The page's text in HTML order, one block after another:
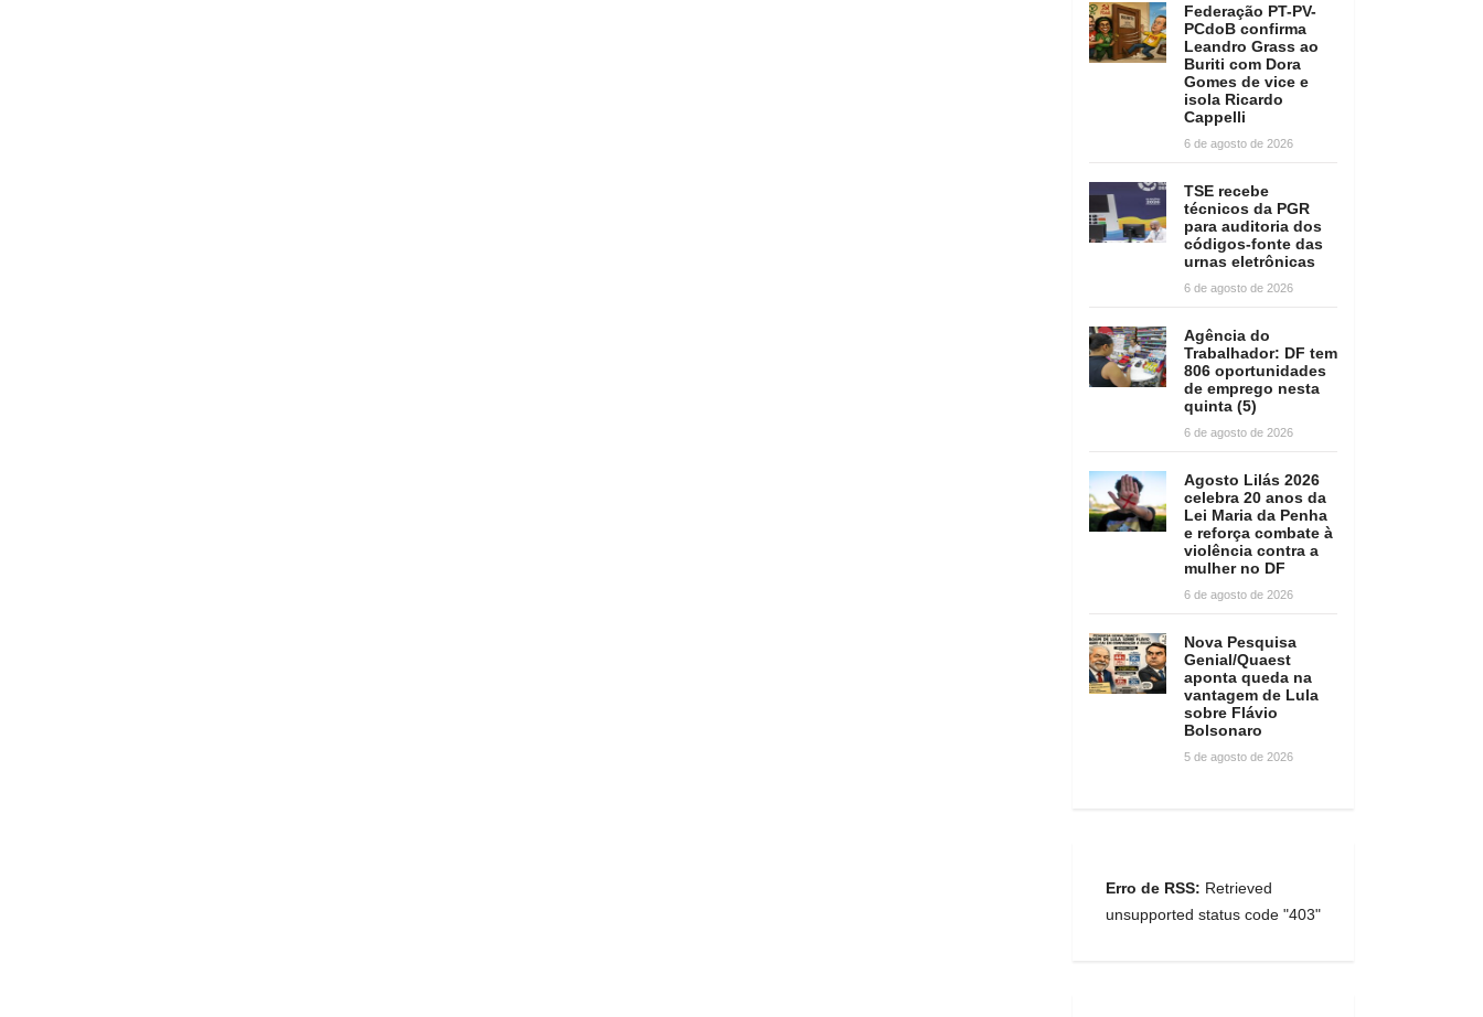
Federação PT-PV-
PCdoB confirma
Leandro Grass ao
Buriti com Dora
Gomes de vice e
isola Ricardo
Cappelli
6 de agosto de 2026
TSE recebe
técnicos da PGR
para auditoria dos
códigos-fonte das
urnas eletrônicas
6 de agosto de 2026
Agência do
Trabalhador: DF tem
806 oportunidades
de emprego nesta
quinta (5)
6 de agosto de 2026
Agosto Lilás 2026
celebra 20 anos da
Lei Maria da Penha
e reforça combate à
violência contra a
mulher no DF
6 de agosto de 2026
Nova Pesquisa
Genial/Quaest
aponta queda na
vantagem de Lula
sobre Flávio
Bolsonaro
5 de agosto de 2026
Erro de RSS: Retrieved
unsupported status code "403"